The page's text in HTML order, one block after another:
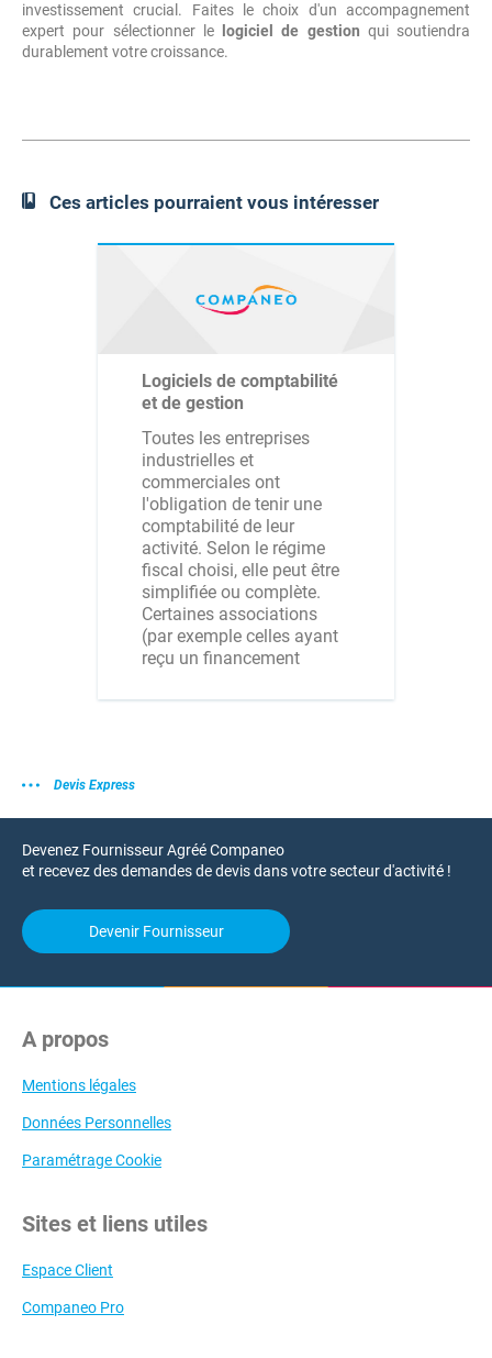
investissement crucial. Faites le choix d'un accompagnement
expert pour sélectionner le
logiciel de gestion qui soutiendra
durablement votre croissance.
Ces articles pourraient vous intéresser
Logiciels de comptabilité
et de gestion
Toutes les entreprises
industrielles et
commerciales ont
l'obligation de tenir une
comptabilité de leur
activité. Selon le régime
fiscal choisi, elle peut être
simplifiée ou complète.
Certaines associations
(par exemple celles ayant
reçu un financement
Devis Express
Devenez Fournisseur Agréé Companeo
et recevez des demandes de devis dans votre secteur d'activité !
Devenir Fournisseur
A propos
Mentions légales
Données Personnelles
Paramétrage Cookie
Sites et liens utiles
Espace Client
Companeo Pro